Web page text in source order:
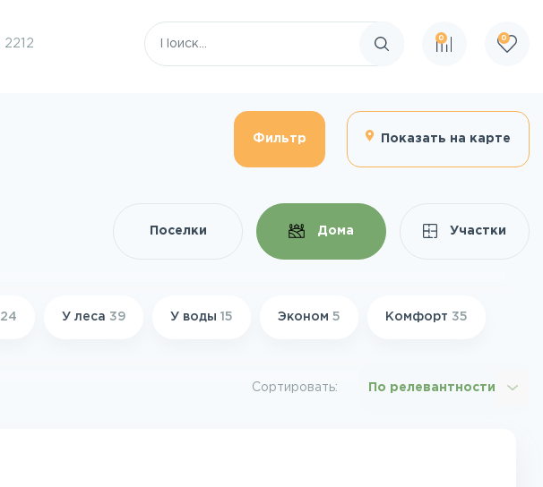
2212
Поиск по сайту
0 0
Фильтр Показать на карте
Поселки Дома Участки
24 У леса 39 У воды 15 Эконом 5 Комфорт 35
Сортировать: По релевантности